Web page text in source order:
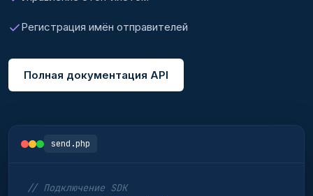
Регистрация имён отправителей
Полная документация API
send.php
// Подключение SDK